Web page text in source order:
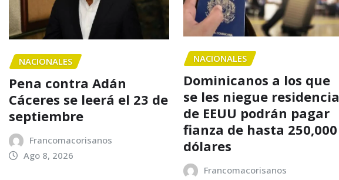
NACIONALES
Pena contra Adán
Cáceres se leerá el 23 de
septiembre
Francomacorisanos
Ago 8, 2026
NACIONALES
Dominicanos a los que
se les niegue residencia
de EEUU podrán pagar
fianza de hasta 250,000
dólares
Francomacorisanos